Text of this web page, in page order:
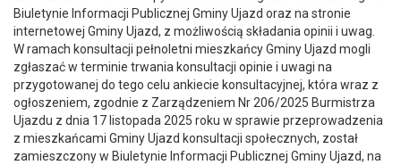
Biuletynie Informacji Publicznej Gminy Ujazd oraz na stronie
internetowej Gminy Ujazd, z możliwością składania opinii i uwag.
W ramach konsultacji pełnoletni mieszkańcy Gminy Ujazd mogli
zgłaszać w terminie trwania konsultacji opinie i uwagi na
przygotowanej do tego celu ankiecie konsultacyjnej, która wraz z
ogłoszeniem, zgodnie z Zarządzeniem Nr 206/2025 Burmistrza
Ujazdu z dnia 17 listopada 2025 roku w sprawie przeprowadzenia
z mieszkańcami Gminy Ujazd konsultacji społecznych, został
zamieszczony w Biuletynie Informacji Publicznej Gminy Ujazd, na